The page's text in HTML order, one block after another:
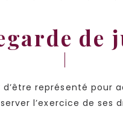
de
représenté pour
l’exercice de ses